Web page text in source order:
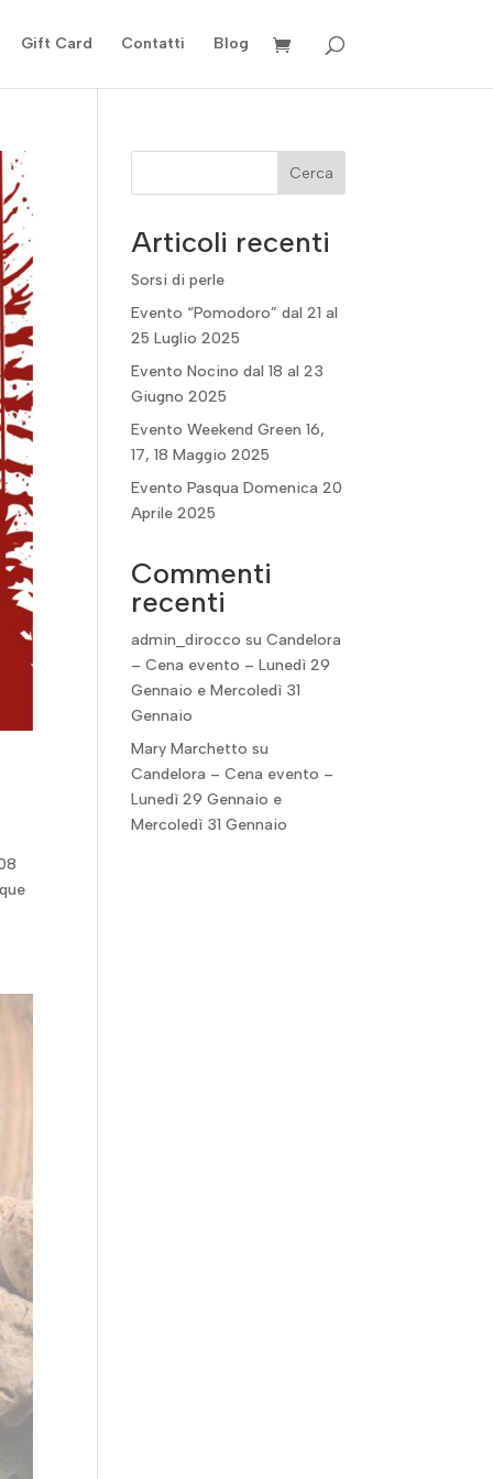
Gift Card Contatti Blog
Cerca
Articoli recenti
Sorsi di perle
Evento “Pomodoro” dal 21 al
25 Luglio 2025
Evento Nocino dal 18 al 23
Giugno 2025
Evento Weekend Green 16,
17, 18 Maggio 2025
Evento Pasqua Domenica 20
Aprile 2025
Commenti
recenti
admin_dirocco suCandelora
– Cena evento – Lunedì 29
Gennaio e Mercoledì 31
Gennaio
Mary Marchetto su
Candelora – Cena evento –
Lunedì 29 Gennaio e
Mercoledì 31 Gennaio